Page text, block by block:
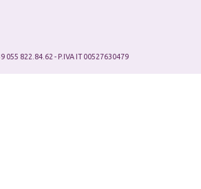
055 822.84.62 - P.IVA IT 00527630479